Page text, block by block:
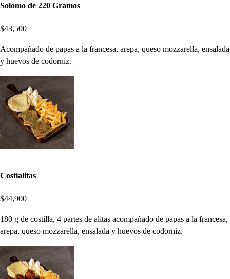
Solomo de 220 Gramos
$43,500
Acompañado de papas a la francesa, arepa, queso mozzarella, ensalada
y huevos de codorniz.
Costialitas
$44,900
180 g de costilla, 4 partes de alitas acompañado de papas a la francesa,
arepa, queso mozzarella, ensalada y huevos de codorniz.